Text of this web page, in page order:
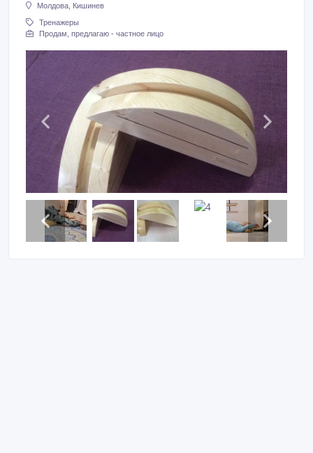
Молдова, Кишинев
Тренажеры
Продам, предлагаю - частное лицо